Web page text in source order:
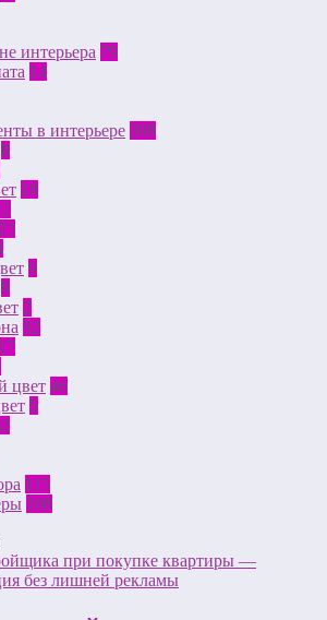
интерьера 79
14
в интерьере 308
8
18
23
9
9
2
32
17
цвет 46
5
115
108